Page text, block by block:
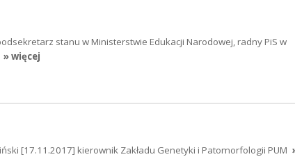
stanu w Ministerstwie Edukacji Narodowej, radny PiS w
» więcej
[17.11.2017] kierownik Zakładu Genetyki i Patomorfologii PUM